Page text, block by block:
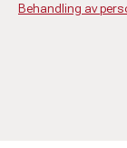
Behandling av